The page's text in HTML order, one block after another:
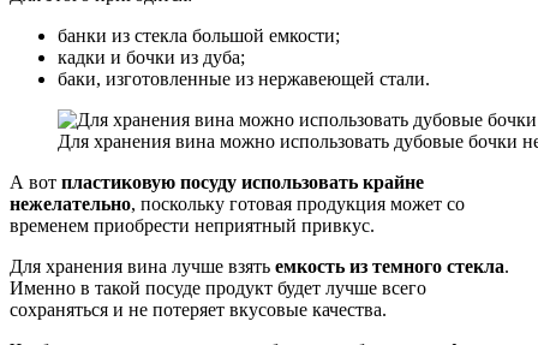
банки из стекла большой емкости;
кадки и бочки из дуба;
баки, изготовленные из нержавеющей стали.
Для хранения вина можно использовать дубовые бочки
А вот пластиковую посуду использовать крайне
нежелательно, поскольку готовая продукция может со
временем приобрести неприятный привкус.
Для хранения вина лучше взять емкость из темного стекла.
Именно в такой посуде продукт будет лучше всего
сохраняться и не потеряет вкусовые качества.